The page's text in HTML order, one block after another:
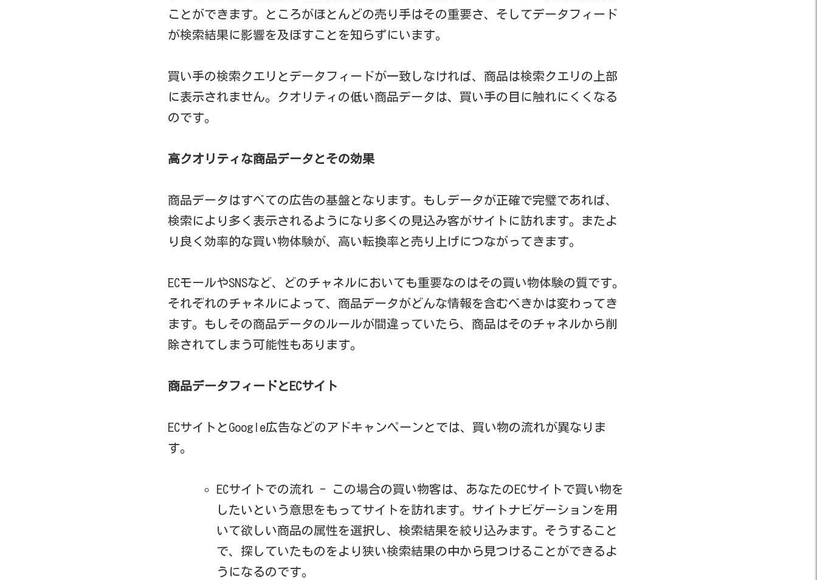
ことができます。ところがほとんどの売り手はその重要さ、そしてデータフィード
が検索結果に影響を及ぼすことを知らずにいます。
買い手の検索クエリとデータフィードが一致しなければ、商品は検索クエリの上部
に表示されません。クオリティの低い商品データは、買い手の目に触れにくくなる
のです。
高クオリティな商品データとその効果
商品データはすべての広告の基盤となります。もしデータが正確で完璧であれば、
検索により多く表示されるようになり多くの見込み客がサイトに訪れます。またよ
り良く効率的な買い物体験が、高い転換率と売り上げにつながってきます。
ECモールやSNSなど、どのチャネルにおいても重要なのはその買い物体験の質です。
それぞれのチャネルによって、商品データがどんな情報を含むべきかは変わってき
ます。もしその商品データのルールが間違っていたら、商品はそのチャネルから削
除されてしまう可能性もあります。
商品データフィードとECサイト
ECサイトとGoogle広告などのアドキャンペーンとでは、買い物の流れが異なりま
す。
ECサイトでの流れ - この場合の買い物客は、あなたのECサイトで買い物を
したいという意思をもってサイトを訪れます。サイトナビゲーションを用
いて欲しい商品の属性を選択し、検索結果を絞り込みます。そうすること
で、探していたものをより狭い検索結果の中から見つけることができるよ
うになるのです。